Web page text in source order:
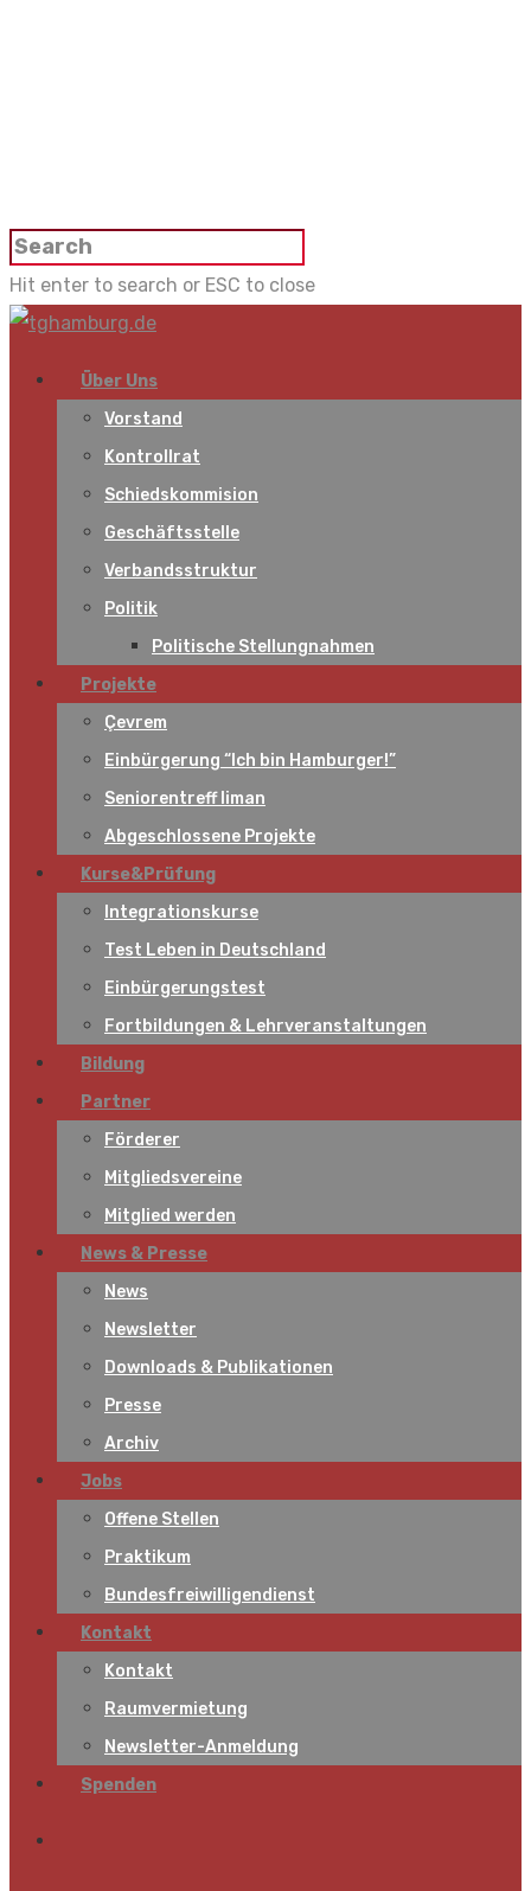
Hit enter to search or ESC to close
Über Uns
Vorstand
Kontrollrat
Schiedskommision
Geschäftsstelle
Verbandsstruktur
Politik
Politische Stellungnahmen
Projekte
Çevrem
Einbürgerung “Ich bin Hamburger!”
Seniorentreff liman
Abgeschlossene Projekte
Kurse&Prüfung
Integrationskurse
Test Leben in Deutschland
Einbürgerungstest
Fortbildungen & Lehrveranstaltungen
Bildung
Partner
Förderer
Mitgliedsvereine
Mitglied werden
News & Presse
News
Newsletter
Downloads & Publikationen
Presse
Archiv
Jobs
Offene Stellen
Praktikum
Bundesfreiwilligendienst
Kontakt
Kontakt
Raumvermietung
Newsletter-Anmeldung
Spenden